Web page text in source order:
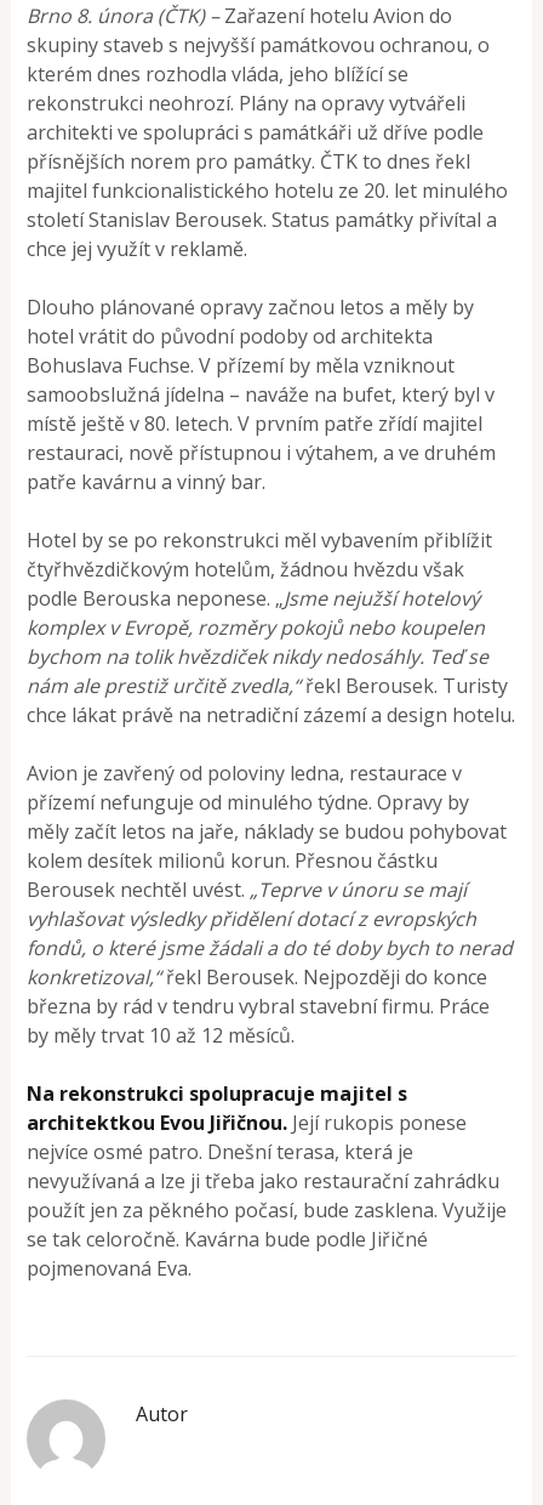
Brno 8. února (ČTK) –Zařazení hotelu Avion do
skupiny staveb s nejvyšší památkovou ochranou, o
kterém dnes rozhodla vláda, jeho blížící se
rekonstrukci neohrozí. Plány na opravy vytvářeli
architekti ve spolupráci s památkáři už dříve podle
přísnějších norem pro památky. ČTK to dnes řekl
majitel funkcionalistického hotelu ze 20. let minulého
století Stanislav Berousek. Status památky přivítal a
chce jej využít v reklamě.
Dlouho plánované opravy začnou letos a měly by
hotel vrátit do původní podoby od architekta
Bohuslava Fuchse. V přízemí by měla vzniknout
samoobslužná jídelna – naváže na bufet, který byl v
místě ještě v 80. letech. V prvním patře zřídí majitel
restauraci, nově přístupnou i výtahem, a ve druhém
patře kavárnu a vinný bar.
Hotel by se po rekonstrukci měl vybavením přiblížit
čtyřhvězdičkovým hotelům, žádnou hvězdu však
podle Berouska neponese. „Jsme nejužší hotelový
komplex v Evropě, rozměry pokojů nebo koupelen
bychom na tolik hvězdiček nikdy nedosáhly. Teď se
nám ale prestiž určitě zvedla,“řekl Berousek. Turisty
chce lákat právě na netradiční zázemí a design hotelu.
Avion je zavřený od poloviny ledna, restaurace v
přízemí nefunguje od minulého týdne. Opravy by
měly začít letos na jaře, náklady se budou pohybovat
kolem desítek milionů korun. Přesnou částku
Berousek nechtěl uvést. „Teprve v únoru se mají
vyhlašovat výsledky přidělení dotací z evropských
fondů, o které jsme žádali a do té doby bych to nerad
konkretizoval,“řekl Berousek. Nejpozději do konce
března by rád v tendru vybral stavební firmu. Práce
by měly trvat 10 až 12 měsíců.
Na rekonstrukci spolupracuje majitel s
architektkou Evou Jiřičnou. Její rukopis ponese
nejvíce osmé patro. Dnešní terasa, která je
nevyužívaná a lze ji třeba jako restaurační zahrádku
použít jen za pěkného počasí, bude zasklena. Využije
se tak celoročně. Kavárna bude podle Jiřičné
pojmenovaná Eva.
Autor